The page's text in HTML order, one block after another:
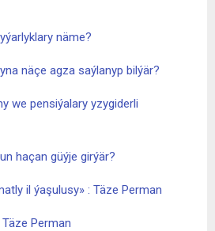
näme?
näçe agza saýlanyp bilýär?
we pensiýalary yzygiderli
haçan güýje girýär?
il ýaşulusy» : Täze Perman
Perman